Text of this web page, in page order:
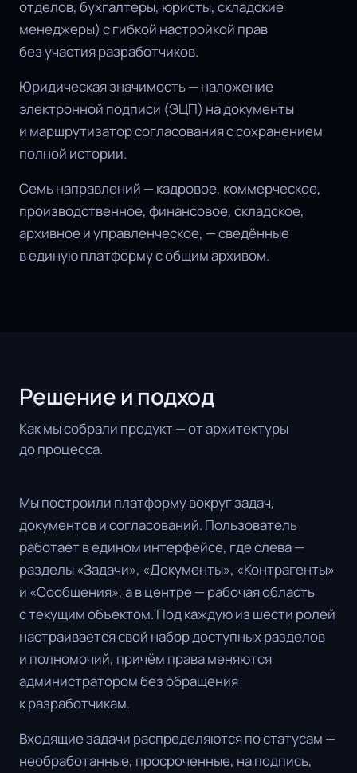
отделов, бухгалтеры, юристы, складские
менеджеры) с гибкой настройкой прав
без участия разработчиков.
Юридическая значимость — наложение
электронной подписи (ЭЦП) на документы
и маршрутизатор согласования с сохранением
полной истории.
Семь направлений — кадровое, коммерческое,
производственное, финансовое, складское,
архивное и управленческое, — сведённые
в единую платформу с общим архивом.
Решение и подход
Как мы собрали продукт — от архитектуры
до процесса.
Мы построили платформу вокруг задач,
документов и согласований. Пользователь
работает в едином интерфейсе, где слева —
разделы «Задачи», «Документы», «Контрагенты»
и «Сообщения», а в центре — рабочая область
с текущим объектом. Под каждую из шести ролей
настраивается свой набор доступных разделов
и полномочий, причём права меняются
администратором без обращения
к разработчикам.
Входящие задачи распределяются по статусам —
необработанные, просроченные, на подпись,